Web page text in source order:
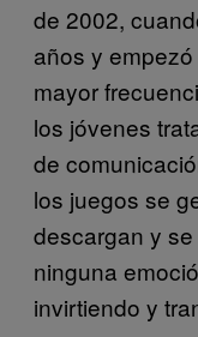
de 2002,
años y
mayor
los jóvenes
de
los juegos se
descargan y
ninguna
invirtiendo y